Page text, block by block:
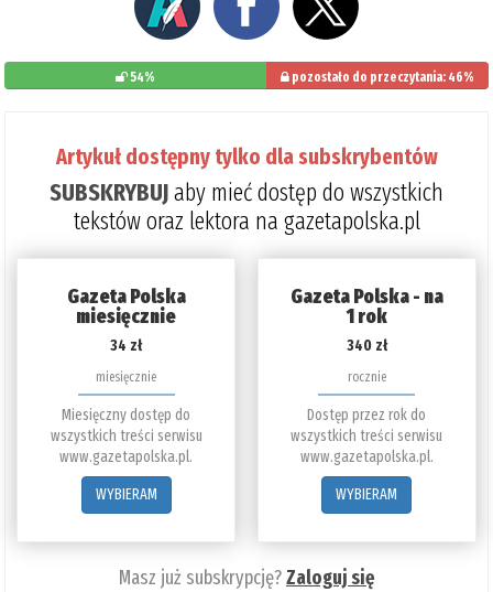
54% pozostało do przeczytania: 46%
Artykuł dostępny tylko dla subskrybentów
SUBSKRYBUJaby mieć dostęp do wszystkich
tekstów oraz lektora na gazetapolska.pl
Gazeta Polska
miesięcznie
34 zł
miesięcznie
Miesięczny dostęp do
wszystkich treści serwisu
www.gazetapolska.pl.
WYBIERAM
Gazeta Polska - na
1 rok
340 zł
rocznie
Dostęp przez rok do
wszystkich treści serwisu
www.gazetapolska.pl.
WYBIERAM
Masz już subskrypcję?Zaloguj się